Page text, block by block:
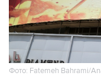
Фото: Fatemeh Bahrami/